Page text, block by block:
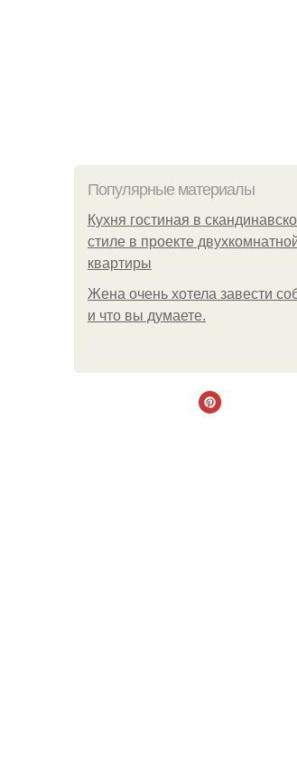
Популярные материалы
Кухня гостиная в
стиле в проекте
квартиры
Жена очень хотела завести
и что вы думаете.